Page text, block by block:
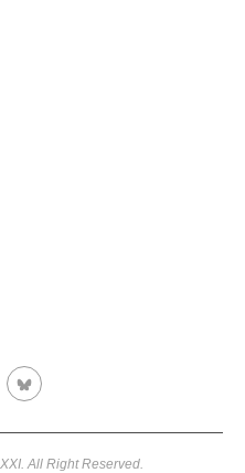
All Right Reserved.